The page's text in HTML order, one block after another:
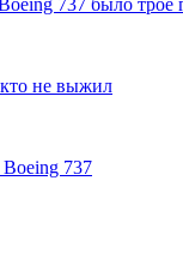
не выжил
737